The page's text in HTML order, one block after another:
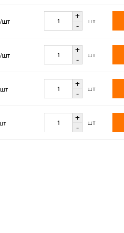
/шт
+
-
шт
/шт
+
-
шт
+
-
шт
+
-
шт